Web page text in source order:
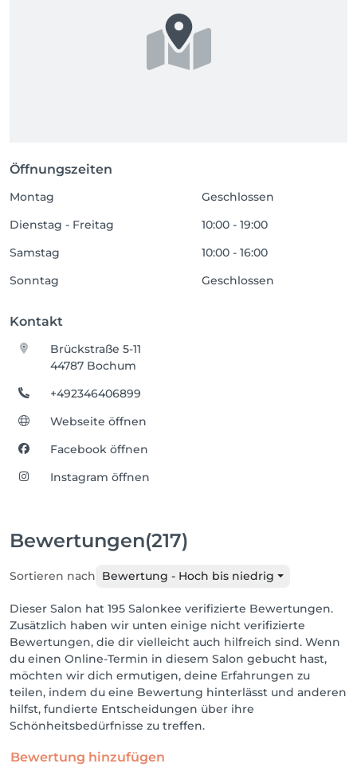
Öffnungszeiten
Montag
Geschlossen
Dienstag - Freitag
10:00 - 19:00
Samstag
10:00 - 16:00
Sonntag
Geschlossen
Kontakt
Brückstraße 5-11
44787 Bochum
+492346406899
Webseite öffnen
Facebook öffnen
Instagram öffnen
Bewertungen(217)
Sortieren nach Bewertung - Hoch bis niedrig
Dieser Salon hat 195 Salonkee verifizierte Bewertungen.
Zusätzlich haben wir unten einige nicht verifizierte
Bewertungen, die dir vielleicht auch hilfreich sind. Wenn
du einen Online-Termin in diesem Salon gebucht hast,
möchten wir dich ermutigen, deine Erfahrungen zu
teilen, indem du eine Bewertung hinterlässt und anderen
hilfst, fundierte Entscheidungen über ihre
Schönheitsbedürfnisse zu treffen.
Bewertung hinzufügen